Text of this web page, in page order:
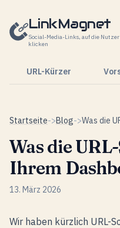
LinkMagnet
Social-Media-Links, auf die
klicken
URL-Kürzer
Startseite->Blog->
Was die
Ihrem
13. März 2026
Wir haben kürzlich URL-